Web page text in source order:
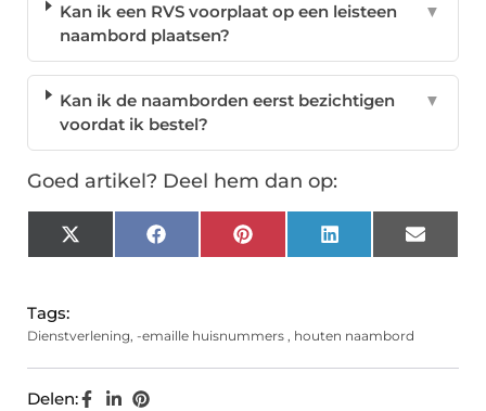
Kan ik een RVS voorplaat op een leisteen
naambord plaatsen?
▼
Kan ik de naamborden eerst bezichtigen
voordat ik bestel?
▼
Goed artikel? Deel hem dan op:
X
(Twitter)
FacebookPinterest LinkedIn Email
Tags:
Dienstverlening, -emaille huisnummers , houten naambord
Delen: